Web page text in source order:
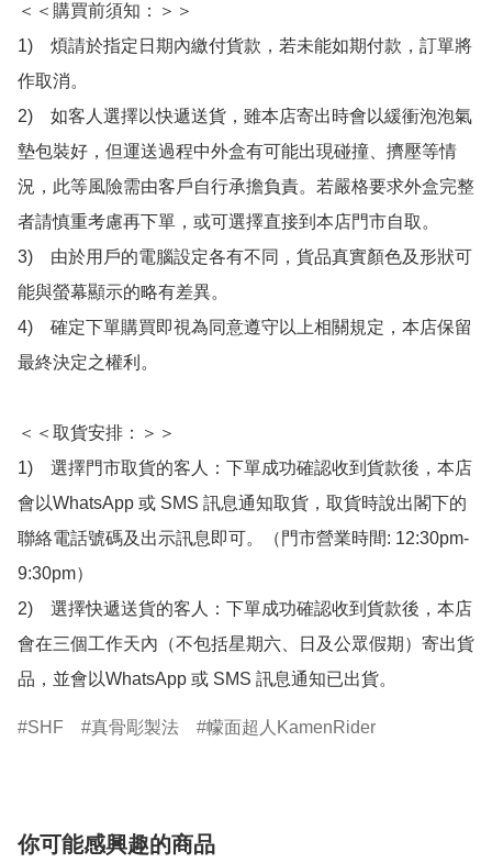
＜＜購買前須知：＞＞
1)　煩請於指定日期內繳付貨款，若未能如期付款，訂單將
作取消。
2)　如客人選擇以快遞送貨，雖本店寄出時會以緩衝泡泡氣
墊包裝好，但運送過程中外盒有可能出現碰撞、擠壓等情
況，此等風險需由客戶自行承擔負責。若嚴格要求外盒完整
者請慎重考慮再下單，或可選擇直接到本店門市自取。
3)　由於用戶的電腦設定各有不同，貨品真實顏色及形狀可
能與螢幕顯示的略有差異。
4)　確定下單購買即視為同意遵守以上相關規定，本店保留
最終決定之權利。
＜＜取貨安排：＞＞
1)　選擇門市取貨的客人：下單成功確認收到貨款後，本店
會以WhatsApp 或 SMS 訊息通知取貨，取貨時說出閣下的
聯絡電話號碼及出示訊息即可。（門市營業時間: 12:30pm-
9:30pm）
2)　選擇快遞送貨的客人：下單成功確認收到貨款後，本店
會在三個工作天內（不包括星期六、日及公眾假期）寄出貨
品，並會以WhatsApp 或 SMS 訊息通知已出貨。
SHF 真骨彫製法 幪面超人KamenRider
你可能感興趣的商品